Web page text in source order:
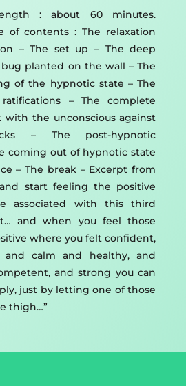
: about 60 minutes.
of contents : The relaxation
– The set up – The deep
planted on the wall – The
of the hypnotic state – The
– The complete
with the unconscious against
– The post-hypnotic
coming out of hypnotic state
– The break – Excerpt from
start feeling the positive
associated with this third
and when you feel those
where you felt confident,
and calm and healthy, and
and strong you can
just by letting one of those
thigh…”